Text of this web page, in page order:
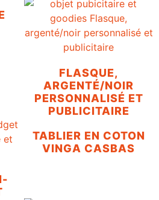
FLASQUE,
ARGENTÉ/NOIR
PERSONNALISÉ ET
PUBLICITAIRE
TABLIER EN COTON
VINGA CASBAS